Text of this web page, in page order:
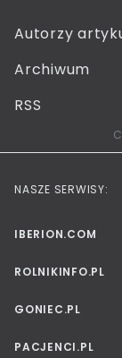
Autorzy
Archiwum
RSS
NASZE SERWISY:
IBERION.COM
ROLNIKINFO.PL
GONIEC.PL
PACJENCI.PL